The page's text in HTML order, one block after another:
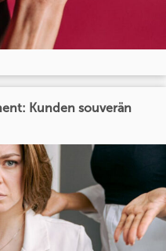
Kunden souverän